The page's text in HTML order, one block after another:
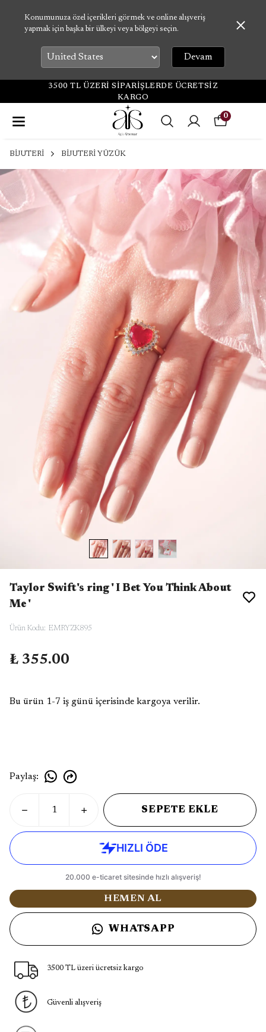
Konumunuza özel içerikleri görmek ve online alışveriş
yapmak için başka bir ülkeyi veya bölgeyi seçin.
Devam
3500 TL ÜZERİ SİPARİŞLERDE ÜCRETSİZ
KARGO
0
BİJUTERİ BİJUTERİ YÜZÜK
Taylor Swift's ring ' I Bet You Think About
Me '
Ürün Kodu: EMRYZK895
₺ 355.00
Bu ürün 1-7 iş günü içerisinde kargoya verilir.
Paylaş:
SEPETE EKLE
HEMEN AL
WHATSAPP
3500 TL üzeri ücretsiz kargo
Güvenli alışveriş